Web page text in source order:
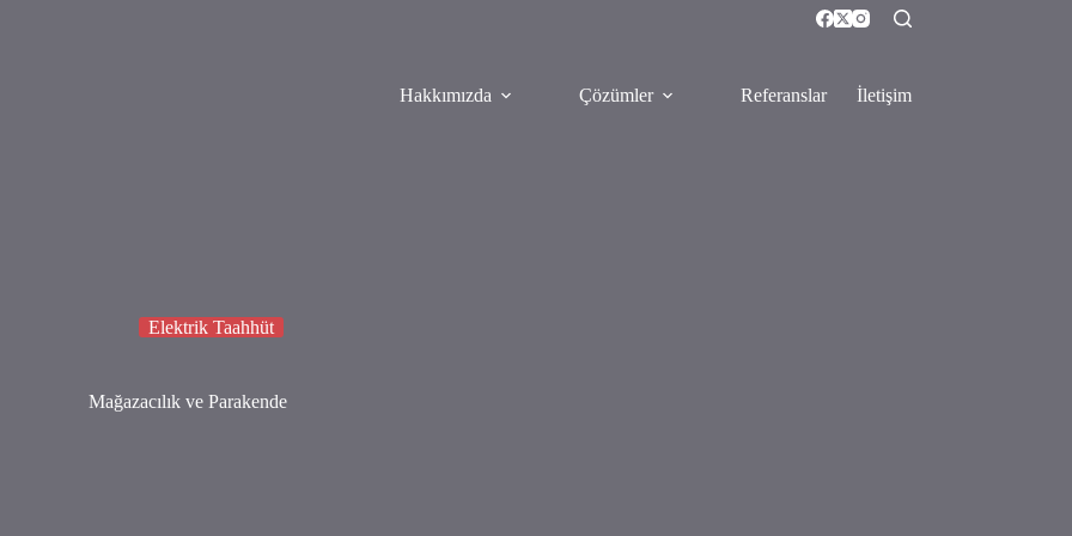
Hakkımızda Çözümler Referanslar İletişim
Elektrik Taahhüt
Mağazacılık ve Parakende